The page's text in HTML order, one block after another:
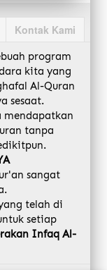
Kontak Kami
program
kita yang
Al-Quran
sesaat.
mendapatkan
tanpa
sangat
telah di
setiap
Infaq Al-